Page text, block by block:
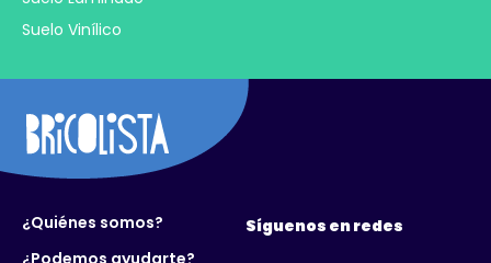
Suelo Vinílico
Síguenos en redes
¿Quiénes somos?